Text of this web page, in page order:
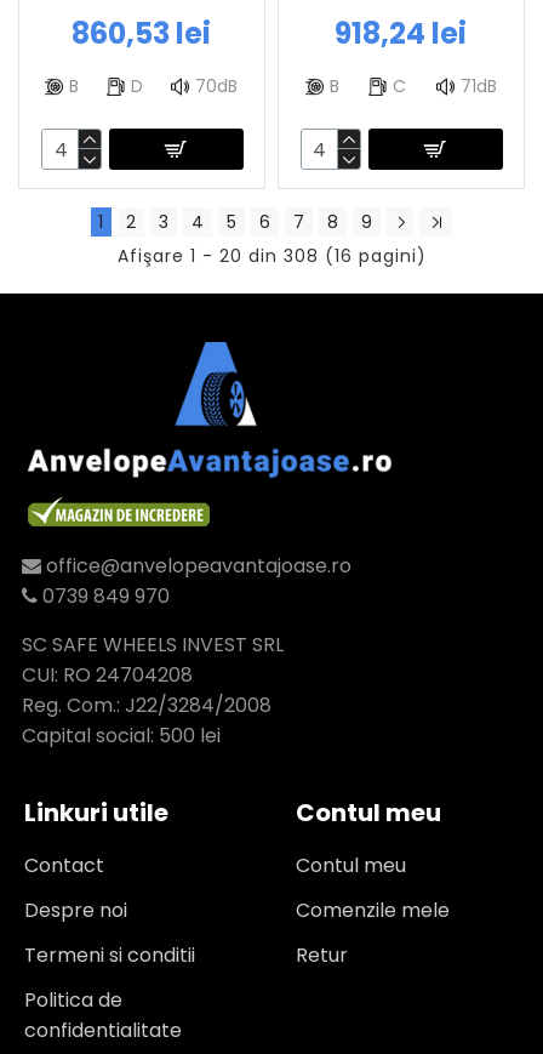
860,53 lei
B D 70dB
918,24 lei
B C 71dB
1 2 3 4 5 6 7 8
9
Afişare 1 - 20 din 308 (16 pagini)
office@anvelopeavantajoase.ro
0739 849 970
SC SAFE WHEELS INVEST SRL
CUI: RO 24704208
Reg. Com.: J22/3284/2008
Capital social: 500 lei
Linkuri utile
Contact
Despre noi
Termeni si conditii
Politica de
confidentialitate
Contul meu
Contul meu
Comenzile mele
Retur